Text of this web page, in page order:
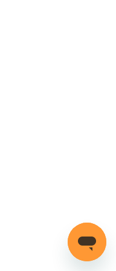
o incluso el
es Duplach, que
ducha modernos muy
con otra más
esta línea, también de
fabricante logra imitar
el cemento de forma
pero
tener un precio más
decenas de